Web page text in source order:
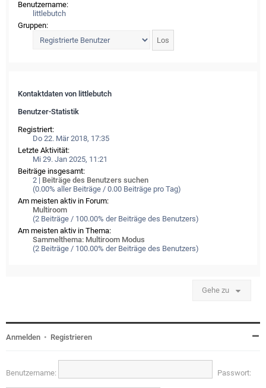
Benutzername:
littlebutch
Gruppen:
Kontaktdaten von littlebutch
Benutzer-Statistik
Registriert:
Do 22. Mär 2018, 17:35
Letzte Aktivität:
Mi 29. Jan 2025, 11:21
Beiträge insgesamt:
2 | Beiträge des Benutzers suchen
(0.00% aller Beiträge / 0.00 Beiträge pro Tag)
Am meisten aktiv in Forum:
Multiroom
(2 Beiträge / 100.00% der Beiträge des Benutzers)
Am meisten aktiv in Thema:
Sammelthema: Multiroom Modus
(2 Beiträge / 100.00% der Beiträge des Benutzers)
Gehe zu
Anmelden • Registrieren
Benutzername: Passwort: